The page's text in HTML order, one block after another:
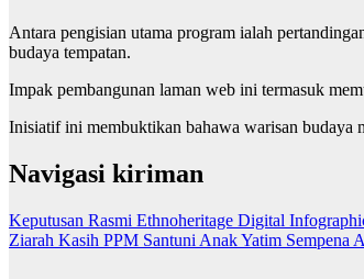
Antara pengisian utama program ialah
budaya tempatan.
Impak pembangunan laman web ini termasuk
Inisiatif ini membuktikan bahawa warisan budaya
Navigasi kiriman
Keputusan Rasmi Ethnoheritage Digital
Ziarah Kasih PPM Santuni Anak Yatim